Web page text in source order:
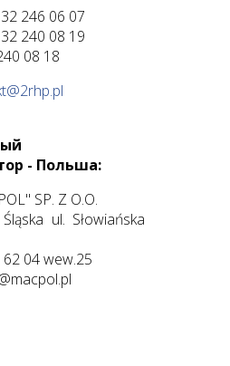
246 06 07
240 08 19
08 18
- Польша:
SP. Z O.O.
ul. Słowiańska
04 wew.25